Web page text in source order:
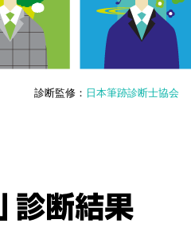
診断監修： 日本筆跡診断士協会